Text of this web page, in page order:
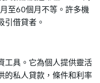
至60個月不等。許多機
引借貸者。
工具。它為個人提供靈活
的私人貸款，條件和利率